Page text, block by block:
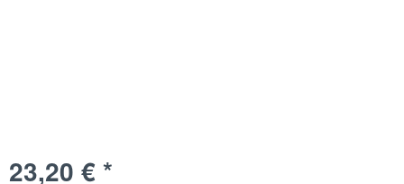
23,20 € *